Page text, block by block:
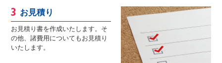
お見積り
お見積り書を作成いたします。そ
の他、諸費用についてもお見積り
いたします。